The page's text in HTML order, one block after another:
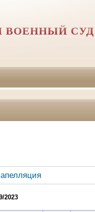
СУД
2023